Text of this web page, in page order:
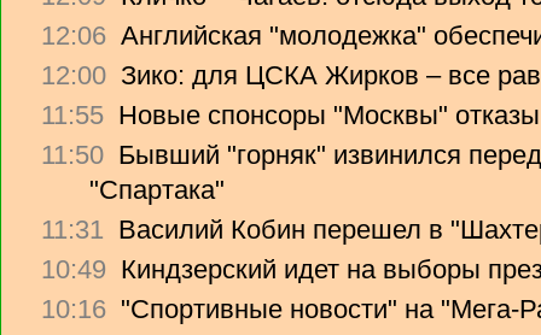
12:06 Английская "молодежка"
12:00 Зико: для ЦСКА Жирков – все
11:55 Новые спонсоры "Москвы"
11:50 Бывший "горняк" извинился
"Спартака"
11:31 Василий Кобин перешел в
10:49 Киндзерский идет на выборы
10:16 "Спортивные новости" на "Мега-